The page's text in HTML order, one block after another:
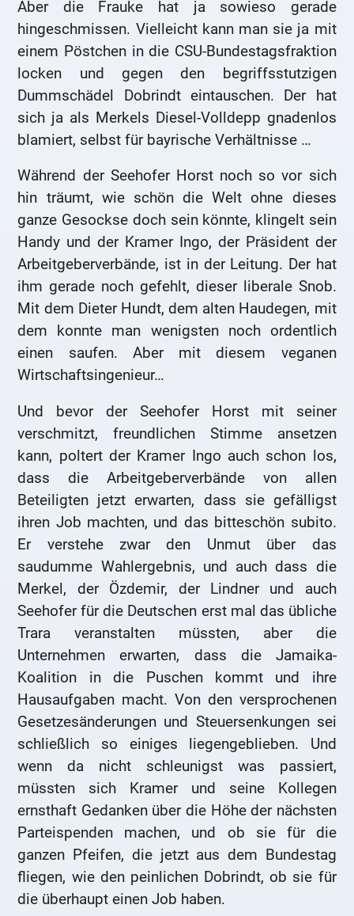
Aber die Frauke hat ja sowieso gerade
hingeschmissen. Vielleicht kann man sie ja mit
einem Pöstchen in die CSU-Bundestagsfraktion
locken und gegen den begriffsstutzigen
Dummschädel Dobrindt eintauschen. Der hat
sich ja als Merkels Diesel-Volldepp gnadenlos
blamiert, selbst für bayrische Verhältnisse …
Während der Seehofer Horst noch so vor sich
hin träumt, wie schön die Welt ohne dieses
ganze Gesockse doch sein könnte, klingelt sein
Handy und der Kramer Ingo, der Präsident der
Arbeitgeberverbände, ist in der Leitung. Der hat
ihm gerade noch gefehlt, dieser liberale Snob.
Mit dem Dieter Hundt, dem alten Haudegen, mit
dem konnte man wenigsten noch ordentlich
einen saufen. Aber mit diesem veganen
Wirtschaftsingenieur…
Und bevor der Seehofer Horst mit seiner
verschmitzt, freundlichen Stimme ansetzen
kann, poltert der Kramer Ingo auch schon los,
dass die Arbeitgeberverbände von allen
Beteiligten jetzt erwarten, dass sie gefälligst
ihren Job machten, und das bitteschön subito.
Er verstehe zwar den Unmut über das
saudumme Wahlergebnis, und auch dass die
Merkel, der Özdemir, der Lindner und auch
Seehofer für die Deutschen erst mal das übliche
Trara veranstalten müssten, aber die
Unternehmen erwarten, dass die Jamaika-
Koalition in die Puschen kommt und ihre
Hausaufgaben macht. Von den versprochenen
Gesetzesänderungen und Steuersenkungen sei
schließlich so einiges liegengeblieben. Und
wenn da nicht schleunigst was passiert,
müssten sich Kramer und seine Kollegen
ernsthaft Gedanken über die Höhe der nächsten
Parteispenden machen, und ob sie für die
ganzen Pfeifen, die jetzt aus dem Bundestag
fliegen, wie den peinlichen Dobrindt, ob sie für
die überhaupt einen Job haben.